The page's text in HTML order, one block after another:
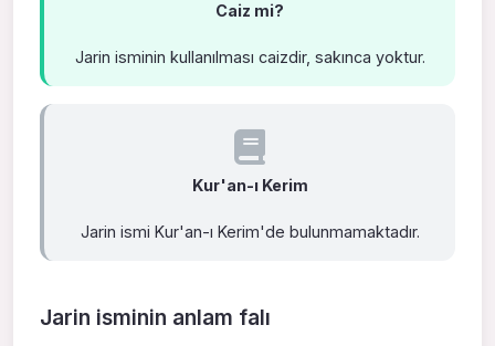
Caiz mi?
Jarin isminin kullanılması caizdir, sakınca yoktur.
Kur'an-ı Kerim
Jarin ismi Kur'an-ı Kerim'de bulunmamaktadır.
Jarin isminin anlam falı